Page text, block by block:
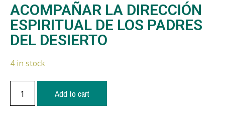
ACOMPAÑAR LA DIRECCIÓN
ESPIRITUAL DE LOS PADRES
DEL DESIERTO
4 in stock
Add to cart